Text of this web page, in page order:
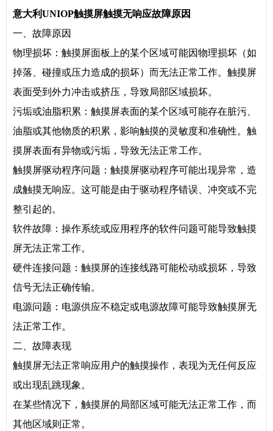
意大利UNIOP触摸屏触摸无响应故障原因
一、故障原因
物理损坏：触摸屏面板上的某个区域可能因物理损坏（如
掉落、碰撞或压力造成的损坏）而无法正常工作。触摸屏
表面受到外力冲击或挤压，导致局部区域损坏。
污垢或油脂积累：触摸屏表面的某个区域可能存在脏污、
油脂或其他物质的积累，影响触摸的灵敏度和准确性。触
摸屏表面有异物或污垢，导致无法正常工作。
触摸屏驱动程序问题：触摸屏驱动程序可能出现异常，造
成触摸无响应。这可能是由于驱动程序错误、冲突或不完
整引起的。
软件故障：操作系统或应用程序的软件问题可能导致触摸
屏无法正常工作。
硬件连接问题：触摸屏的连接线路可能松动或损坏，导致
信号无法正确传输。
电源问题：电源供应不稳定或电源故障可能导致触摸屏无
法正常工作。
二、故障表现
触摸屏无法正常响应用户的触摸操作，表现为无任何反应
或出现乱跳现象。
在某些情况下，触摸屏的局部区域可能无法正常工作，而
其他区域则正常。